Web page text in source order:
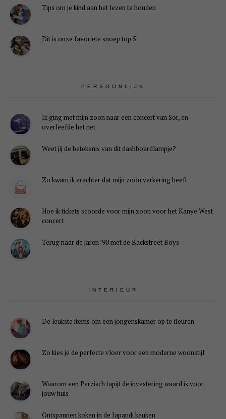
Tips om je kind aan het lezen te houden
Dit is onze favoriete snoep top 5
PERSOONLIJK
Ik ging met mijn zoon naar een concert van Sor, en
overleefde het net
Weet jij de betekenis van dit dashboardlampje?
Zo kwam ik erachter dat mijn zoon verkering heeft
Hoe ik tickets scoorde voor mijn zoon voor het Kanye West
concert
Terug naar de jaren ’90 met de Backstreet Boys
INTERIEUR
De leukste items om een jongenskamer op te fleuren
Zo kies je de perfecte vloer voor een moderne woonstijl
Waarom een Perzisch tapijt de investering waard is voor
jouw huis
Ontspannen koken in de Japandi keuken